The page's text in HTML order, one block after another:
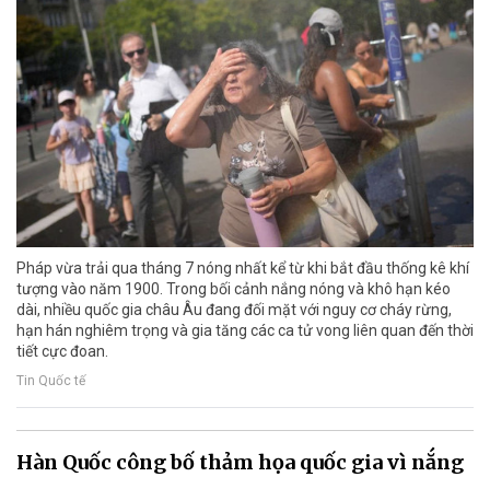
Pháp vừa trải qua tháng 7 nóng nhất kể từ khi bắt đầu thống kê khí
tượng vào năm 1900. Trong bối cảnh nắng nóng và khô hạn kéo
dài, nhiều quốc gia châu Âu đang đối mặt với nguy cơ cháy rừng,
hạn hán nghiêm trọng và gia tăng các ca tử vong liên quan đến thời
tiết cực đoan.
Tin Quốc tế
Hàn Quốc công bố thảm họa quốc gia vì nắng